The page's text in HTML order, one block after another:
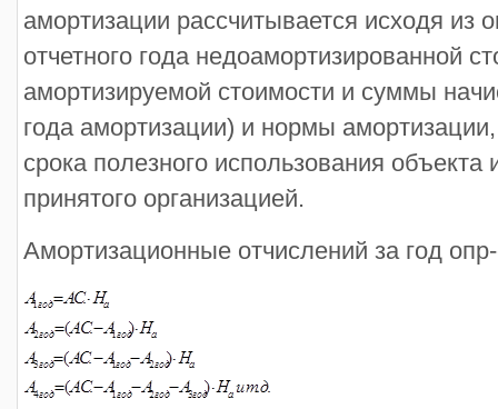
амортизации рассчитывается исходя из
отчетного года недоамортизированной
амортизируемой стоимости и суммы
года амортизации) и нормы
срока полезного использования объекта
принятого организацией.
Амортизационные отчислений за год